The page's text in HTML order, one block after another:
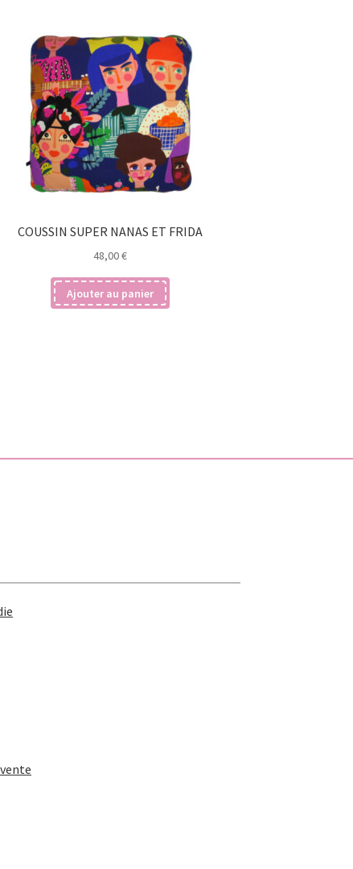
COUSSIN SUPER NANAS ET FRIDA
48,00€
Ajouter au panier